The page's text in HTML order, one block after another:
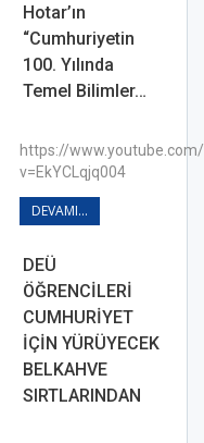
Hotar’ın
“Cumhuriyetin
100. Yılında
Temel Bilimler…
https://
v=EkYCLqjq004
DEVAMI...
DEÜ
ÖĞRENCİLERİ
CUMHURİYET
İÇİN YÜRÜYECEK
BELKAHVE
SIRTLARINDAN